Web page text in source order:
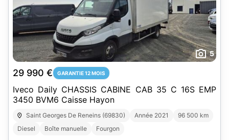
5
29 990 € GARANTIE 12 MOIS
Iveco Daily CHASSIS CABINE CAB 35 C 16S EMP
3450 BVM6 Caisse Hayon
Saint Georges De Reneins (69830) Année 2021
96 500 km
Diesel
Boîte manuelle Fourgon